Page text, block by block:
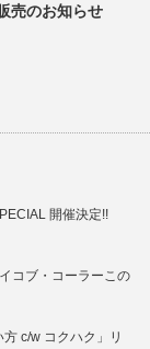
売のお知らせ
開催決定!!
ブ・コーラーこの
c/w コクハク」リ